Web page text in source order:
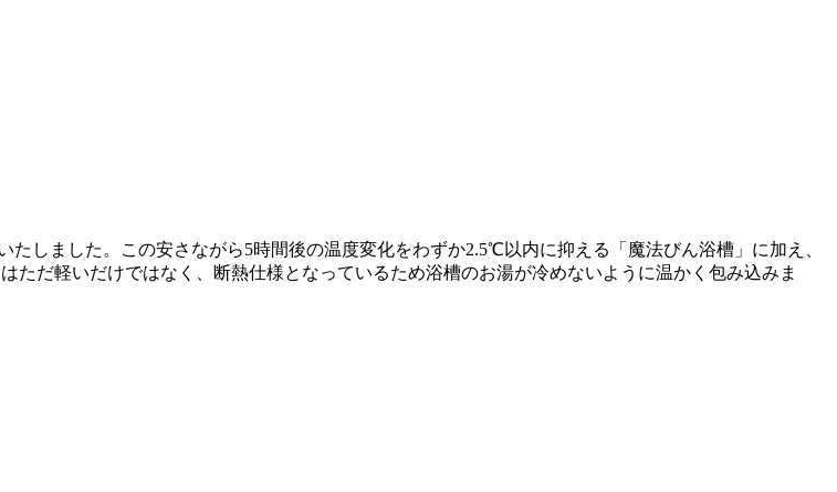
しました。この安さながら5時間後の温度変化をわずか2.5℃以内に抑える「魔法びん浴槽」に加え、
ただ軽いだけではなく、断熱仕様となっているため浴槽のお湯が冷めないように温かく包み込みま